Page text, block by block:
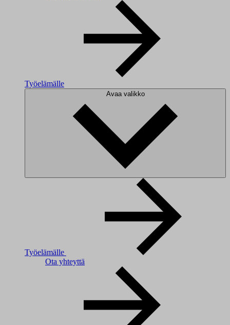
Työelämälle
Avaa valikko
Työelämälle
Ota yhteyttä